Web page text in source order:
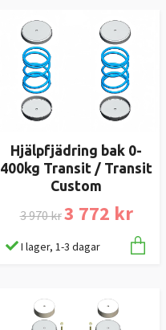
Hjälpfjädring bak 0-
400kg Transit / Transit
Custom
3 970 kr3 772 kr
I lager, 1-3 dagar